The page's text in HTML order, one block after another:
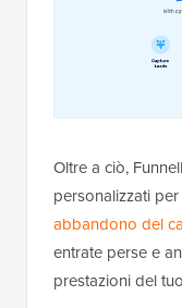
Oltre a ciò,
personalizzati
abbandono del
entrate perse e
prestazioni del